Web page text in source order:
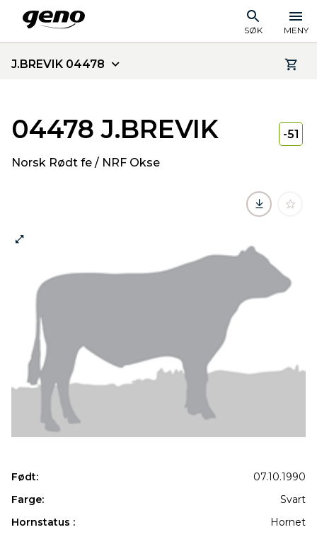
SØK MENY
J.BREVIK 04478
04478 J.BREVIK
Norsk Rødt fe / NRF Okse
-51
Født:
07.10.1990
Farge:
Svart
Hornstatus :
Hornet